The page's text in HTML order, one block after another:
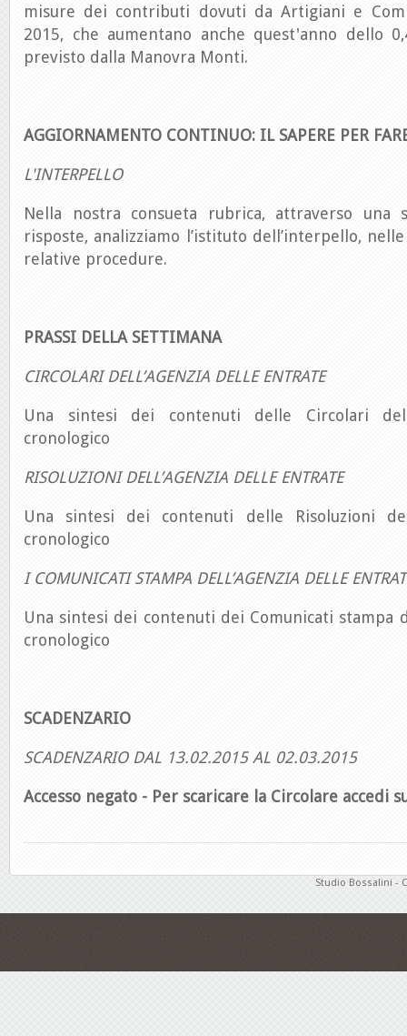
misure dei contributi dovuti da Artigiani e
2015, che aumentano anche quest'anno dello
previsto dalla Manovra Monti.
AGGIORNAMENTO CONTINUO: IL SAPERE PER
L'INTERPELLO
Nella nostra consueta rubrica, attraverso una
risposte, analizziamo l’istituto dell’interpello,
relative procedure.
PRASSI DELLA SETTIMANA
CIRCOLARI DELL’AGENZIA DELLE ENTRATE
Una sintesi dei contenuti delle Circolari
cronologico
RISOLUZIONI DELL’AGENZIA DELLE ENTRATE
Una sintesi dei contenuti delle Risoluzioni
cronologico
I COMUNICATI STAMPA DELL’AGENZIA DELLE
Una sintesi dei contenuti dei Comunicati stampa
cronologico
SCADENZARIO
SCADENZARIO DAL 13.02.2015 AL 02.03.2015
Accesso negato - Per scaricare la Circolare accedi
Studio Bossalini -